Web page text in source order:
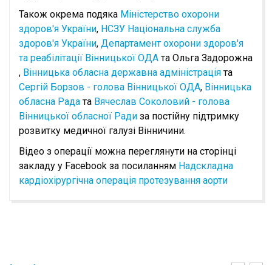
Також окрема подяка Міністерство охорони
здоров'я України, НСЗУ Національна служба
здоров'я України, Департамент охорони здоров'я
та реабілітації Вінницької ОДА та Ольга Задорожна
, Вінницька обласна державна адміністрація та
Сергій Борзов - голова Вінницької ОДА, Вінницька
обласна Рада та Вячеслав Соколовий - голова
Вінницької обласної Ради за постійну підтримку
розвитку медичної галузі Вінничини.
Відео з операції можна переглянути на сторінці
закладу у Facebook за посиланням Надскладна
кардіохірургічна операція протезування аорти